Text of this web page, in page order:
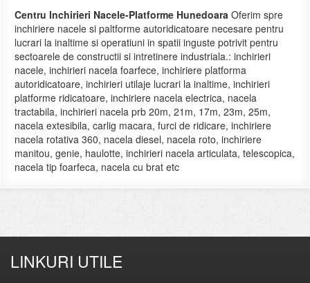
Centru Inchirieri Nacele-Platforme Hunedoara Oferim spre
inchiriere nacele si paltforme autoridicatoare necesare pentru
lucrari la inaltime si operatiuni in spatii inguste potrivit pentru
sectoarele de constructii si intretinere industriala.: inchirieri
nacele, inchirieri nacela foarfece, inchiriere platforma
autoridicatoare, inchirieri utilaje lucrari la inaltime, inchirieri
platforme ridicatoare, inchiriere nacela electrica, nacela
tractabila, inchirieri nacela prb 20m, 21m, 17m, 23m, 25m,
nacela extesibila, carlig macara, furci de ridicare, inchiriere
nacela rotativa 360, nacela diesel, nacela roto, inchiriere
manitou, genie, haulotte, inchirieri nacela articulata, telescopica,
nacela tip foarfeca, nacela cu brat etc
LINKURI UTILE